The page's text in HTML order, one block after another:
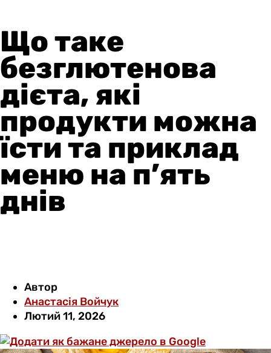
Що таке
безглютенова
дієта, які
продукти можна
їсти та приклад
меню на п’ять
днів
Автор
Анастасія Войчук
Лютий 11, 2026